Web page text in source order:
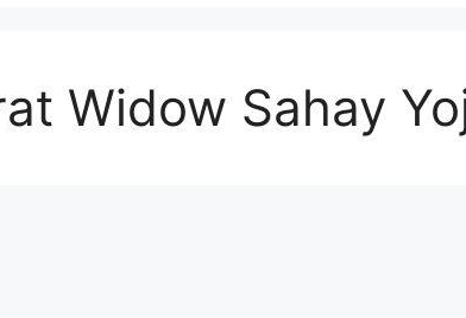
Widow Sahay